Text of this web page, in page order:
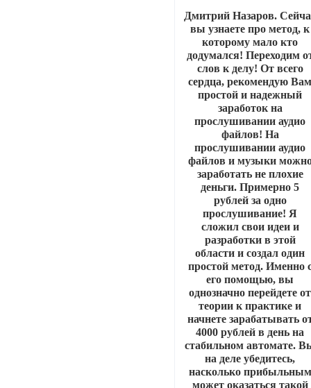
Дмитрий Назаров.
вы узнаете про метод, к
которому мало кто
додумался! Переходим
слов к делу! От всего
сердца, рекомендую
простой и надежный
заработок на
прослушивании аудио
файлов! На
прослушивании аудио
файлов и музыки
заработать не плохие
деньги. Примерно 5
рублей за одно
прослушивание! Я
сложил свои идеи и
разработки в этой
области и создал один
простой метод. Именно
его помощью, вы
однозначно перейдете от
теории к практике и
начнете зарабатывать
4000 рублей в день на
стабильном автомате.
на деле убедитесь,
насколько прибыльным
может оказаться такой